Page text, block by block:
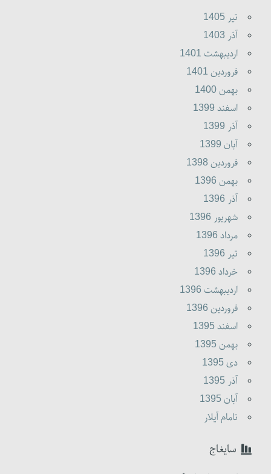
تير 1405
آذر 1403
ارديبهشت 1401
فروردين 1401
بهمن 1400
اسفند 1399
آذر 1399
آبان 1399
فروردين 1398
بهمن 1396
آذر 1396
شهريور 1396
مرداد 1396
تير 1396
خرداد 1396
ارديبهشت 1396
فروردين 1396
اسفند 1395
بهمن 1395
دى 1395
آذر 1395
آبان 1395
تامام آیلار
سایغاج